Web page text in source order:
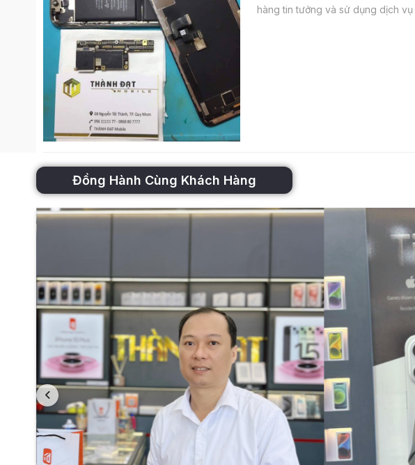
hàng tin tưởng và sử dụng dịch vụ
Đồng Hành Cùng Khách Hàng